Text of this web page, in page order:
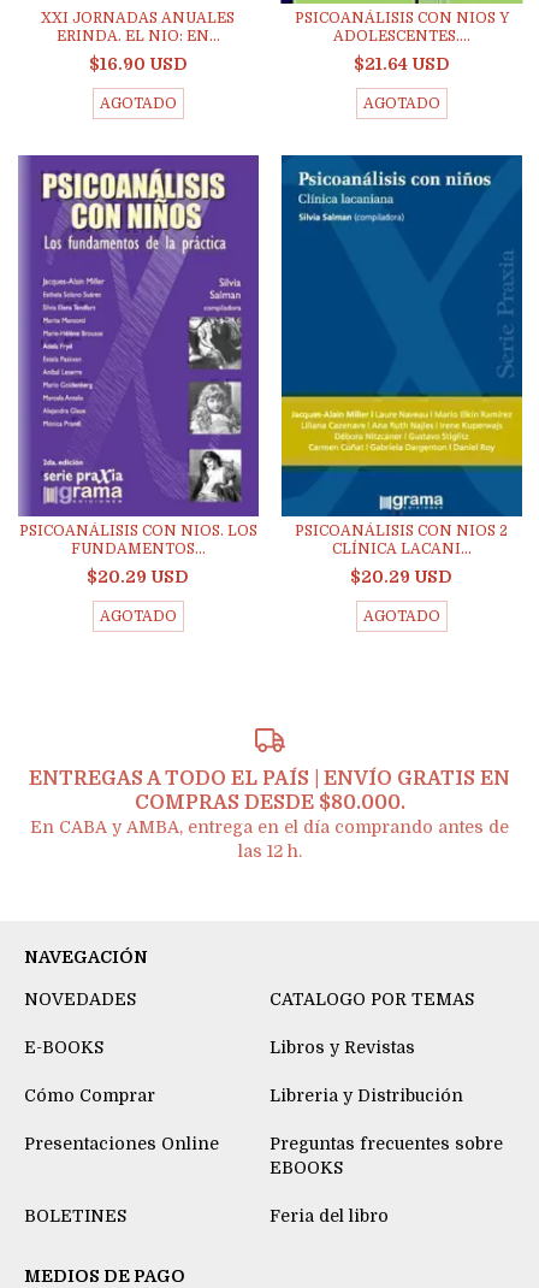
XXI JORNADAS ANUALES
ERINDA. EL NIO: EN...
$16.90 USD
AGOTADO
PSICOANÁLISIS CON NIOS Y
ADOLESCENTES....
$21.64 USD
AGOTADO
PSICOANÁLISIS CON NIOS. LOS
FUNDAMENTOS...
$20.29 USD
AGOTADO
PSICOANÁLISIS CON NIOS 2
CLÍNICA LACANI...
$20.29 USD
AGOTADO
ENTREGAS A TODO EL PAÍS | ENVÍO GRATIS EN
COMPRAS DESDE $80.000.
En CABA y AMBA, entrega en el día comprando antes de
las 12 h.
NAVEGACIÓN
NOVEDADES CATALOGO POR TEMAS
E-BOOKS Libros y Revistas
Cómo Comprar Libreria y Distribución
Presentaciones Online
Preguntas frecuentes sobre
EBOOKS
BOLETINES Feria del libro
MEDIOS DE PAGO